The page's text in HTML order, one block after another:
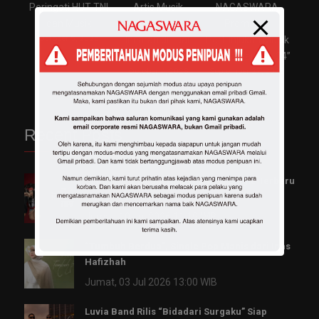
Peringati HUT TNI
October 5, 2023
Artis Musik
Indonesia Jadi
Incaran di Luar
Negeri
October 4, 2023
NAGASWARA
Promotori
Pertunjukan Musik
“Swara Sarinah 24”
September 27, 2023
Recent Posts
Sandrina & Ncum Ajak Nikah di Single Terbaru
“Mau Adat Apa”
Jumat, 10 Jul 2026 11:19 WIB
“Tumbuh Berdua”, Single Pop Manis dari Inas
Hafizhah
Jumat, 03 Jul 2026 13:00 WIB
Luvia Band Rilis “Bidadari Surgaku” Siap